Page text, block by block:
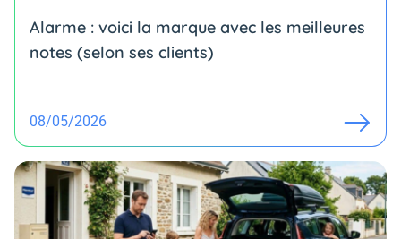
Alarme : voici la marque avec les meilleures
notes (selon ses clients)
08/05/2026